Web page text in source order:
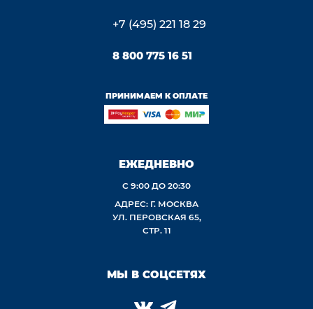
+7 (495) 221 18 29
8 800 775 16 51
ПРИНИМАЕМ К ОПЛАТЕ
ЕЖЕДНЕВНО
С 9:00 ДО 20:30
АДРЕС: Г. МОСКВА
УЛ. ПЕРОВСКАЯ 65,
СТР. 11
МЫ В СОЦСЕТЯХ